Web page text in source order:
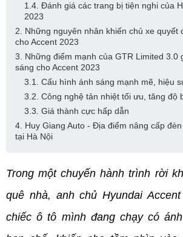
1.4. Đánh giá các trang bị tiện nghi của
2023
2. Những nguyên nhân khiến chủ xe quyết
cho Accent 2023
3. Những điểm mạnh của GTR Limited 3.0
sáng cho Accent 2023
3.1. Cấu hình ánh sáng mạnh mẽ, hiệu
3.2. Công nghệ tản nhiệt tối ưu, tăng độ
3.3. Giá thành cực hấp dẫn
4. Huy Giang Auto - Địa điểm nâng cấp
tại Hà Nội
Trong một chuyến hành trình rời
quê nhà, anh chủ Hyundai
chiếc ô tô mình đang chạy có